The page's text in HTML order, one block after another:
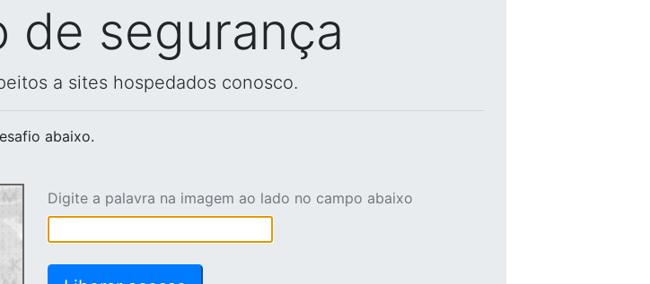
de segurança
a sites hospedados conosco.
abaixo.
Digite a palavra na imagem ao lado no campo abaixo